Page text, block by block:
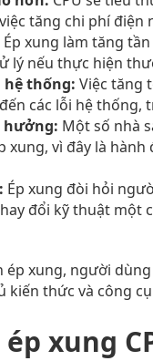
tăng chi phí
Ép xung làm tăng
lý nếu thực hiện
hệ thống: Việc tăng
các lỗi hệ thống,
hưởng: Một số nhà
xung, vì đây là
Ép xung đòi hỏi
đổi kỹ thuật một
xung, người
kiến thức và công
xung